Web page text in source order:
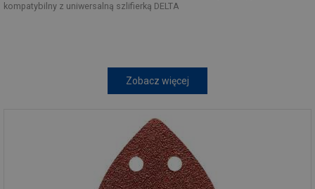
kompatybilny z uniwersalną szlifierką DELTA
Zobacz więcej